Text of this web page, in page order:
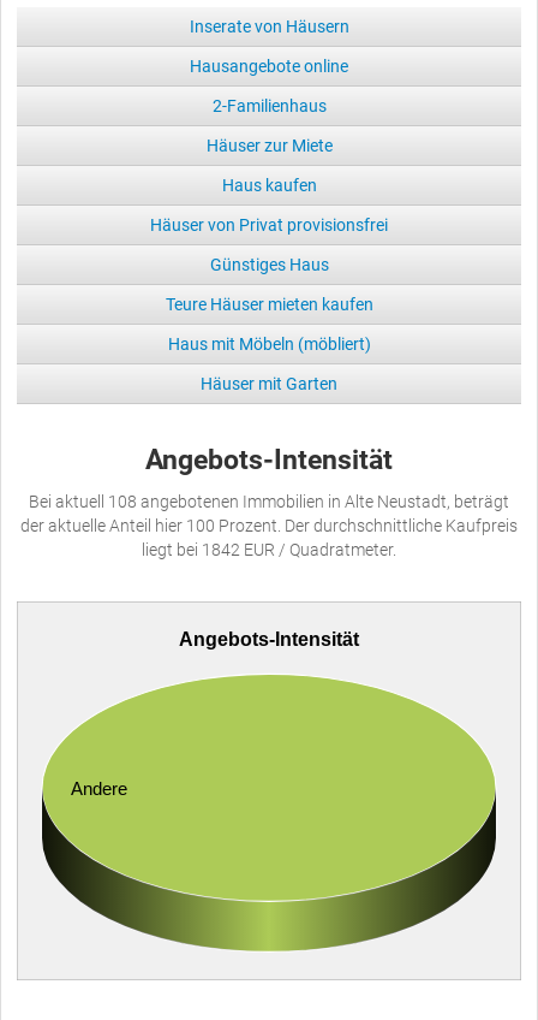
Inserate von Häusern
Hausangebote online
2-Familienhaus
Häuser zur Miete
Haus kaufen
Häuser von Privat provisionsfrei
Günstiges Haus
Teure Häuser mieten kaufen
Haus mit Möbeln (möbliert)
Häuser mit Garten
Angebots-Intensität
Bei aktuell 108 angebotenen Immobilien in Alte Neustadt, beträgt
der aktuelle Anteil hier 100 Prozent. Der durchschnittliche Kaufpreis
liegt bei 1842 EUR / Quadratmeter.
Angebots-Intensität
Andere